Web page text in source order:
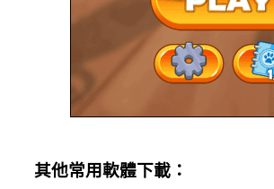
其他常用軟體下載：